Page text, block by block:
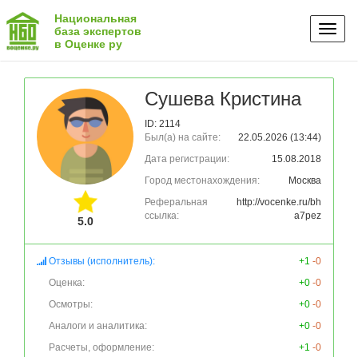
Национальная
база экспертов
в Оценке ру
5.0
Сушева Кристина
ID: 2114
Был(а) на сайте:
22.05.2026 (13:44)
Дата регистрации:
15.08.2018
Город местонахождения:
Москва
Реферальная
ссылка:
http://vocenke.ru/bh
a7pez
Отзывы (исполнитель): +1 -0
Оценка:
+0 -0
Осмотры:
+0 -0
Аналоги и аналитика:
+0 -0
Расчеты, оформление:
+1 -0